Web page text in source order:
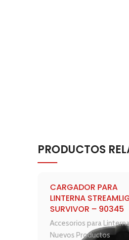
PRODUCTOS
CARGADOR PARA
LINTERNA
SURVIVOR – 90345
Accesorios para
Nuevos Productos